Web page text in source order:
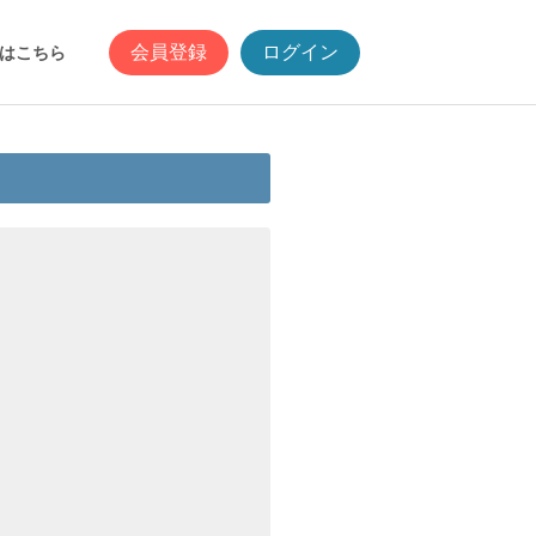
こちら 会員登録 ログイン